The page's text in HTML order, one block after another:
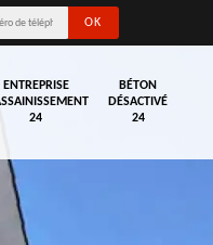
ENTREPRISE
24
BÉTON
DÉSACTIVÉ
24